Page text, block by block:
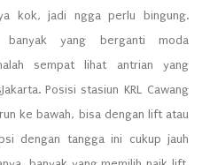
kok, jadi ngga perlu bingung.
banyak yang berganti moda
sempat lihat antrian yang
Posisi stasiun KRL Cawang
ke bawah, bisa dengan lift atau
dengan tangga ini cukup jauh